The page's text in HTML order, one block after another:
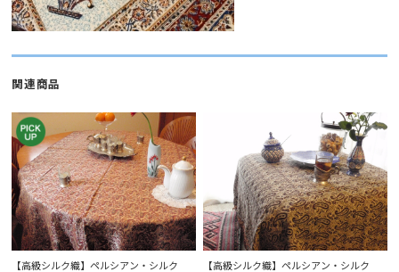
関連商品
【高級シルク織】ペルシアン・シルク
【高級シルク織】ペルシアン・シルク